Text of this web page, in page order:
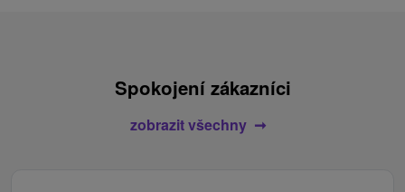
Spokojení zákazníci
zobrazit všechny